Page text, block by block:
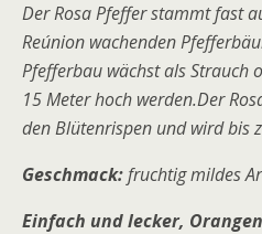
Der Rosa Pfeffer stammt fast
Reúnion wachenden
Pfefferbau wächst als Strauch
15 Meter hoch werden.Der
den Blütenrispen und wird bis
Geschmack:fruchtig mildes
Einfach und lecker,